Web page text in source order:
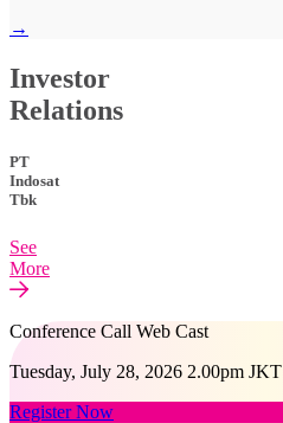
→
Investor
Relations
PT
Indosat
Tbk
See
More
Conference Call Web Cast
Tuesday, July 28, 2026 2.00pm JKT
Register Now